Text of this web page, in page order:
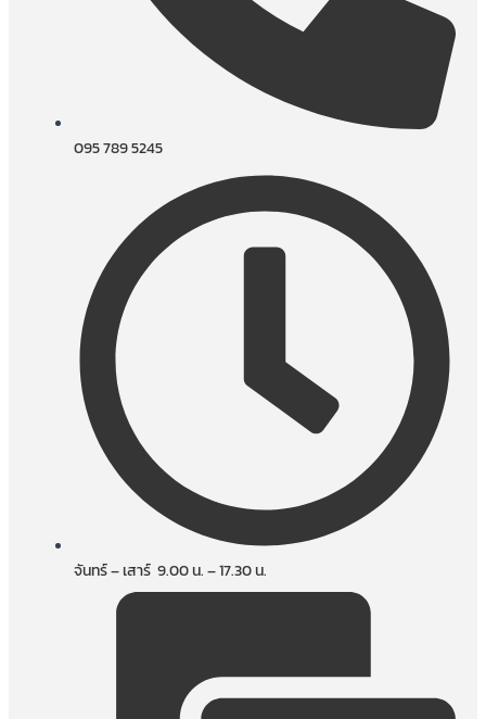
095 789 5245
จันทร์ – เสาร์ 9.00 น. – 17.30 น.